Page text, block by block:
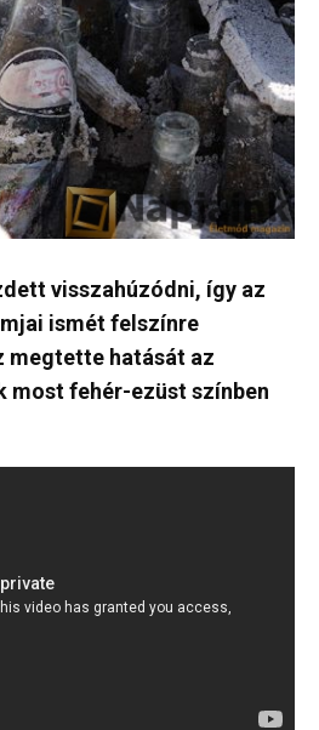
visszahúzódni, így az
ismét felszínre
megtette hatását az
most fehér-ezüst színben